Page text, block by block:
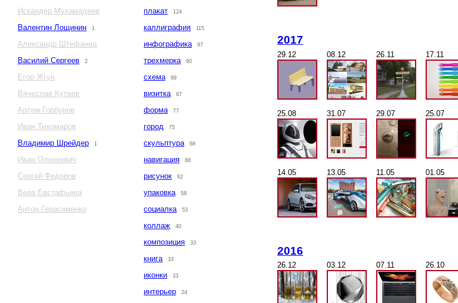
Искандер Мухамадеев
Валентин Лощинин
1
Александр Штефанец
Василий Сергеев
2
Егор Жгун
Вячеслав Кутеев
Артем Горбунов
Иван Тихомиров
Владимир Шрейдер
1
Иван Оленкевич
Сергей Федоров
Вера Евстафьева
Антон Герасименко
плакат 124
каллиграфия 115
инфографика 97
трехмерка 90
схема 89
визитка 87
форма 77
город 75
скульптура 68
навигация 68
рисунок 62
упаковка 58
социалка 53
коллаж 40
композиция 33
книга 33
иконки 33
интерьер 24
2017
29.12 08.12 26.11 17.11
25.08 31.07 29.07 25.07
14.05 13.05 11.05 01.05
2016
26.12 03.12 07.11 26.10